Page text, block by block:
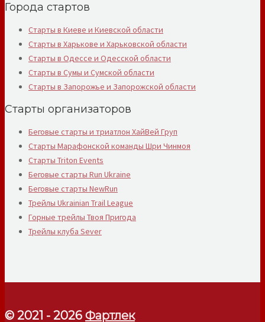
Города стартов
Старты в Киеве и Киевской области
Старты в Харькове и Харьковской области
Старты в Одессе и Одесской области
Старты в Сумы и Сумской области
Старты в Запорожье и Запорожской области
Старты организаторов
Беговые старты и триатлон ХайВей Груп
Старты Марафонской команды Шри Чинмоя
Старты Triton Events
Беговые старты Run Ukraine
Беговые старты NewRun
Трейлы Ukrainian Trail League
Горные трейлы Твоя Пригода
Трейлы клуба Sever
© 2021 - 2026 Фартлек